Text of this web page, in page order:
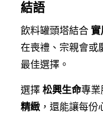
結語
飲料罐頭塔結合 實
在喪禮、宗親會或
最佳選擇。
選擇 松興生命專業
精緻，還能讓每份